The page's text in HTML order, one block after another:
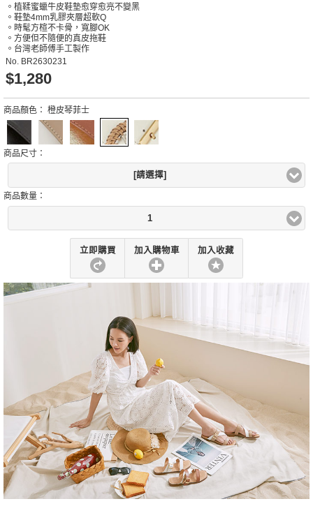
。植鞣蜜蠟牛皮鞋墊愈穿愈亮不變黑
。鞋墊4mm乳膠夾層超軟Q
。時髦方楦不卡骨，寬腳OK
。方便但不隨便的真皮拖鞋
。台灣老師傅手工製作
No. BR2630231
$1,280
商品顏色： 橙皮琴菲士
商品尺寸：
[請選擇]
商品數量：
1
立即購買 加入購物車 加入收藏